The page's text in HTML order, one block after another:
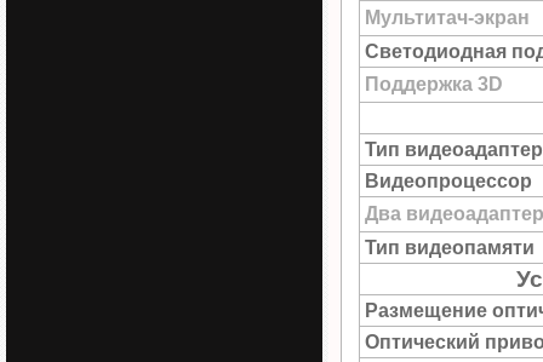
Мультитач-экран
Светодиодная
Поддержка 3D
Тип
Видеопроцессор
Два
Тип видеопамяти
Размещение
Оптический